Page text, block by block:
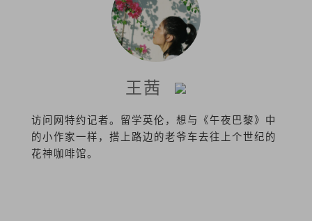
王茜
访问网特约记者。留学英伦，想与《午夜巴黎》中
的小作家一样，搭上路边的老爷车去往上个世纪的
花神咖啡馆。